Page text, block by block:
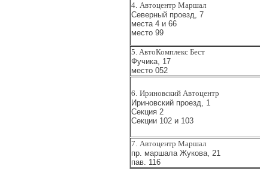
4. Автоцентр Маршал
Северный проезд, 7
места 4 и 66
место 99
5. АвтоКомплекс Бест
Фучика, 17
место 052
6. Ириновский Автоцентр
Ириновский проезд, 1
Секция 2
Секции 102 и 103
7. Автоцентр Маршал
пр. маршала Жукова, 21
пав. 116